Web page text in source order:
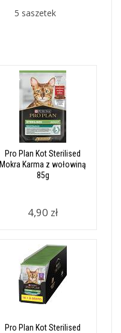
5 saszetek
Pro Plan Kot Sterilised
Mokra Karma z wołowiną
85g
4,90 zł
Pro Plan Kot Sterilised